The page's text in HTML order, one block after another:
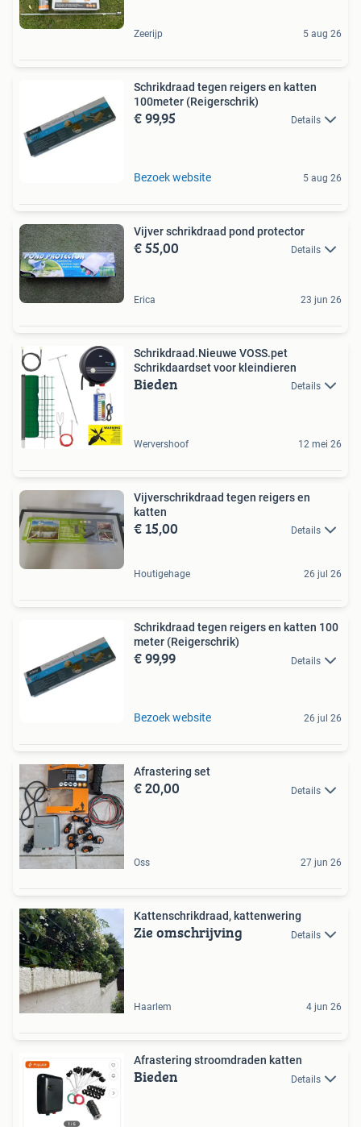
Zeerijp 5 aug 26
Schrikdraad tegen reigers en katten
100meter (Reigerschrik)
€ 99,95 Details
Bezoek website 5 aug 26
Vijver schrikdraad pond protector
€ 55,00 Details
Erica 23 jun 26
Schrikdraad.Nieuwe VOSS.pet
Schrikdaardset voor kleindieren
Bieden Details
Wervershoof 12 mei 26
Vijverschrikdraad tegen reigers en
katten
€ 15,00 Details
Houtigehage 26 jul 26
Schrikdraad tegen reigers en katten 100
meter (Reigerschrik)
€ 99,99 Details
Bezoek website 26 jul 26
Afrastering set
€ 20,00 Details
Oss 27 jun 26
Kattenschrikdraad, kattenwering
Zie omschrijving Details
Haarlem 4 jun 26
Afrastering stroomdraden katten
Bieden Details